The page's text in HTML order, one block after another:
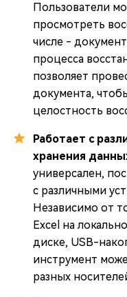
Пользователи
просмотреть
числе -
процесса
позволяет
документа,
целостность
Работает с
хранения
универсален,
с различными
Независимо от
Excel на
диске, USB-
инструмент
разных